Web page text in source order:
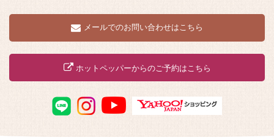
メールでのお問い合わせはこちら
ホットペッパーからのご予約はこちら